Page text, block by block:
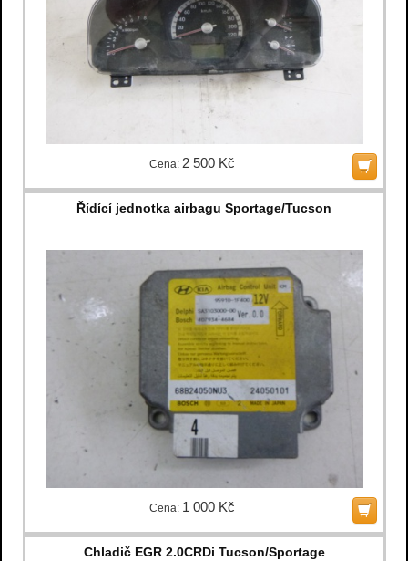
Cena: 2 500 Kč
Řídící jednotka airbagu Sportage/Tucson
Cena: 1 000 Kč
Chladič EGR 2.0CRDi Tucson/Sportage